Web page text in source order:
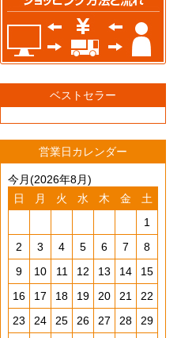
ベストセラー
営業日カレンダー
今月(2026年8月)
日
月 火 水 木 金
土
1
2
3 4 5 6 7
8
9
10 11 12 13 14
15
16
17 18 19 20 21
22
23
24 25 26 27 28
29